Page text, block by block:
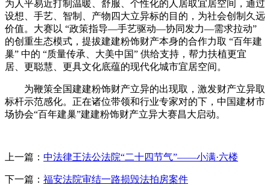
为人平易近打制温暖、舒服、个性化的人居取宜居空间，通过
设想、手艺、智制、产物四大立异标的目的，为社会创制久远
价值。大赛以 “政策指导—手艺驱动—协同发力—需求拉动”
的创重生态模式，提拔建建粉饰财产本身的合作力取 “百年建
巢” 中的 “质量传承、大美中国” 供给支持，帮力扶植更宜
居、更聪慧、更具文化底蕴的现代化城市宜居空间。
为鞭策全国建建粉饰财产立异的出现取，激发财产立异取
标杆示范感化。正在诸位带领和行业专家对的下，中国建材市
场协会“百年建巢”建建粉饰财产立异大赛昌大启动。
上一篇： 中法律王法公法院“二十四节气”——小满·六楼
下一篇： 福安法院审结一路损毁法拍房案件